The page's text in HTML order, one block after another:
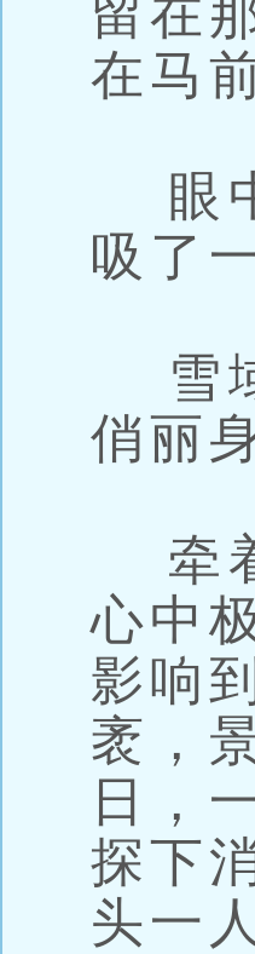
留在
在马
眼
吸了
雪
俏丽
牵
心中
影响
袤，
日，
探下
头一